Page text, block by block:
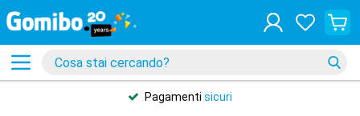
Pagamenti sicuri